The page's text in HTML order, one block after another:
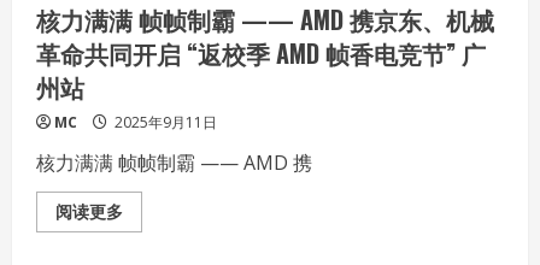
专
属
Lumex
CSS
核力满满 帧帧制霸 —— AMD 携京东、机械
革命共同开启 “返校季 AMD 帧香电竞节” 广
州站
MC 2025年9月11日
核力满满 帧帧制霸 —— AMD 携
阅读更多Read
more